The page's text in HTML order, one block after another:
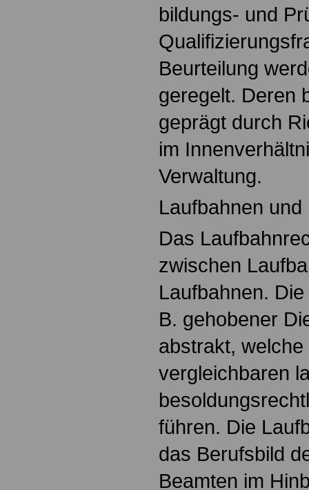
bildungs- und
Beurteilung
geregelt. Deren
geprägt durch
im
Verwaltung.
Laufbahnen
Das
zwischen
Laufbahnen.
B. gehobener
abstrakt,
vergleichbaren
führen. Die
das Berufsbild
Beamten im